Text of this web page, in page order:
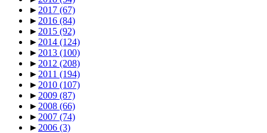
► 2017 (67)
► 2016 (84)
► 2015 (92)
► 2014 (124)
► 2013 (100)
► 2012 (208)
► 2011 (194)
► 2010 (107)
► 2009 (87)
► 2008 (66)
► 2007 (74)
► 2006 (3)